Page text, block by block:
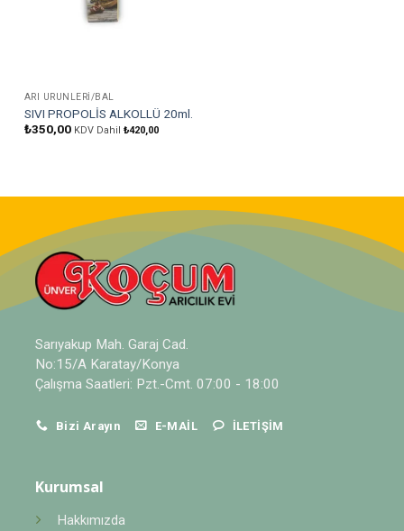
ARI ÜRÜNLERI/BAL
SIVI PROPOLİS ALKOLLÜ 20ml.
₺350,00 KDV Dahil ₺420,00
Sarıyakup Mah. Garaj Cad.
No:15/A Karatay/Konya
Çalışma Saatleri: Pzt.-Cmt. 07:00 - 18:00
Bizi Arayın E-MAIL İLETIŞIM
Kurumsal
Hakkımızda